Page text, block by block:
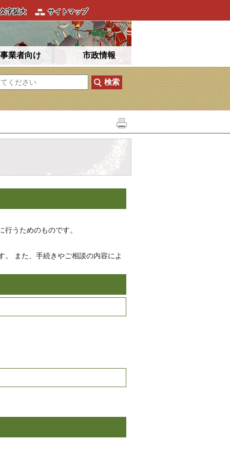
文字拡大 サイトマップ
事業者向け 市政情報
うためのものです。
。 また、手続きやご相談の内容によ